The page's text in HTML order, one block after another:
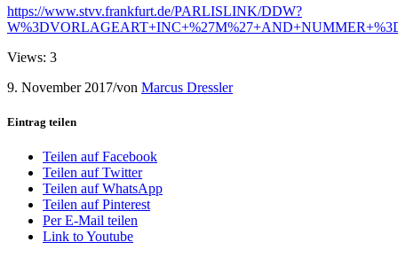
https://www.stvv.frankfurt.de/PARLISLINK/DDW?
Views: 3
9. November 2017/von Marcus Dressler
Eintrag teilen
Teilen auf Facebook
Teilen auf Twitter
Teilen auf WhatsApp
Teilen auf Pinterest
Per E-Mail teilen
Link to Youtube